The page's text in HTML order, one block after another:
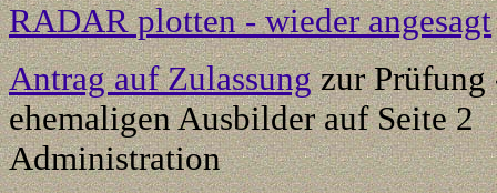
RADAR plotten - wieder angesagt
Antrag auf Zulassungzur
ehemaligen Ausbilder auf
Administration